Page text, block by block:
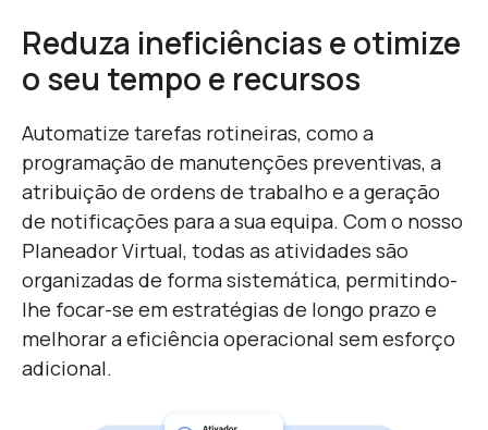
Reduza ineficiências e otimize
o seu tempo e recursos
Automatize tarefas rotineiras, como a
programação de manutenções preventivas, a
atribuição de ordens de trabalho e a geração
de notificações para a sua equipa. Com o nosso
Planeador Virtual, todas as atividades são
organizadas de forma sistemática, permitindo-
lhe focar-se em estratégias de longo prazo e
melhorar a eficiência operacional sem esforço
adicional.